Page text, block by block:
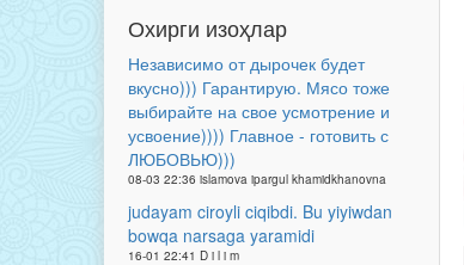
Охирги изоҳлар
Независимо от дырочек будет
вкусно))) Гарантирую. Мясо тоже
выбирайте на свое усмотрение и
усвоение)))) Главное - готовить с
ЛЮБОВЬЮ)))
08-03 22:36 islamova ipargul khamidkhanovna
judayam ciroyli ciqibdi. Bu yiyiwdan
bowqa narsaga yaramidi
16-01 22:41 D i l i m